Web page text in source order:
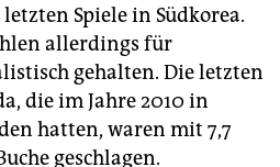
Spiele in Südkorea.
allerdings für
gehalten. Die letzten
die im Jahre 2010 in
hatten, waren mit 7,7
geschlagen.